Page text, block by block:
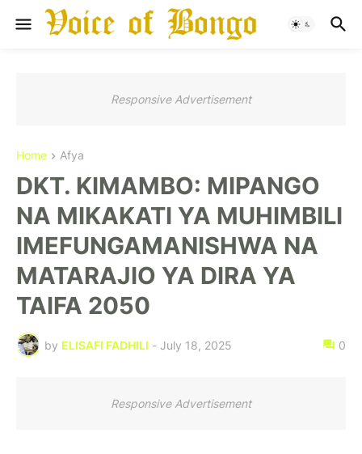
Responsive Advertisement
Home Afya
DKT. KIMAMBO: MIPANGO
NA MIKAKATI YA MUHIMBILI
IMEFUNGAMANISHWA NA
MATARAJIO YA DIRA YA
TAIFA 2050
by ELISAFI FADHILI - July 18, 2025 0
Responsive Advertisement